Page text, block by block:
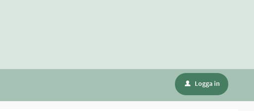
u Logga in